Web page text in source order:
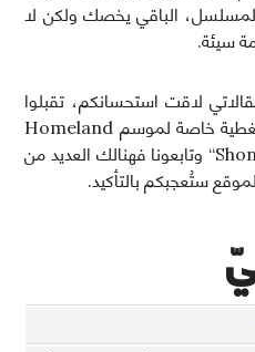
الباقي يخصك ولكن لا
سيئة.
لاقت استحسانكم، تقبلوا
تحياتي وكونوا على تواصل مع تغطية خاصة لموسم Homeland
الثالث من قبل المميز ”Shon Brady“ وتابعونا فهنالك العديد من
ستُعجبكم بالتأكيد.